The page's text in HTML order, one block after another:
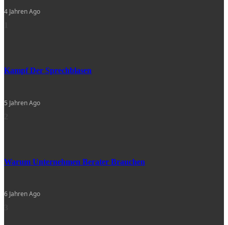
4 Jahren Ago
Kampf Der Sprechblasen
5 Jahren Ago
Warum Unternehmen Berater Brauchen
6 Jahren Ago